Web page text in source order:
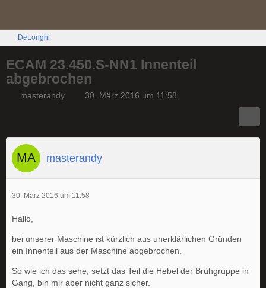
DeLonghi
ECAM 23.450.S-NN1 Innenteil
abgebrochen
masterandy 30. März 2016 um 11:58
masterandy
30. März 2016 um 11:58
Hallo,
bei unserer Maschine ist kürzlich aus unerklärlichen Gründen
ein Innenteil aus der Maschine abgebrochen.
So wie ich das sehe, setzt das Teil die Hebel der Brühgruppe in
Gang, bin mir aber nicht ganz sicher.